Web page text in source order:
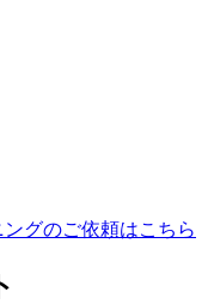
グのご依頼はこちら